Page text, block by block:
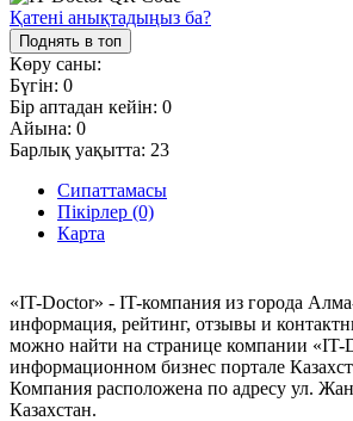
Қатені анықтадыңыз ба?
Поднять в топ
Көру саны:
Бүгін: 0
Бір аптадан кейін: 0
Айына: 0
Барлық уақытта: 23
Сипаттамасы
Пікірлер (0)
Карта
«IT-Doctor» - IT-компания из города
информация, рейтинг, отзывы и
можно найти на странице компании «IT-
информационном бизнес портале
Компания расположена по адресу ул.
Казахстан.